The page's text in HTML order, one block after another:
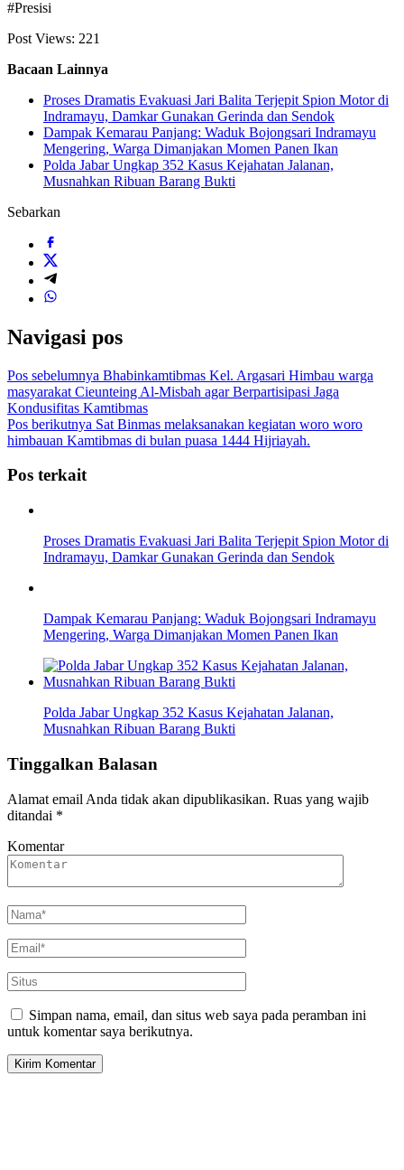
#Presisi
Post Views: 221
Bacaan Lainnya
Proses Dramatis Evakuasi Jari Balita Terjepit Spion Motor di
Indramayu, Damkar Gunakan Gerinda dan Sendok
Dampak Kemarau Panjang: Waduk Bojongsari Indramayu
Mengering, Warga Dimanjakan Momen Panen Ikan
Polda Jabar Ungkap 352 Kasus Kejahatan Jalanan,
Musnahkan Ribuan Barang Bukti
Sebarkan
Navigasi pos
Pos sebelumnya Bhabinkamtibmas Kel. Argasari Himbau warga
masyarakat Cieunteing Al-Misbah agar Berpartisipasi Jaga
Kondusifitas Kamtibmas
Pos berikutnya Sat Binmas melaksanakan kegiatan woro woro
himbauan Kamtibmas di bulan puasa 1444 Hijriayah.
Pos terkait
Proses Dramatis Evakuasi Jari Balita Terjepit Spion Motor di
Indramayu, Damkar Gunakan Gerinda dan Sendok
Dampak Kemarau Panjang: Waduk Bojongsari Indramayu
Mengering, Warga Dimanjakan Momen Panen Ikan
Polda Jabar Ungkap 352 Kasus Kejahatan Jalanan,
Musnahkan Ribuan Barang Bukti
Tinggalkan Balasan
Alamat email Anda tidak akan dipublikasikan. Ruas yang wajib
ditandai *
Komentar
Simpan nama, email, dan situs web saya pada peramban ini
untuk komentar saya berikutnya.